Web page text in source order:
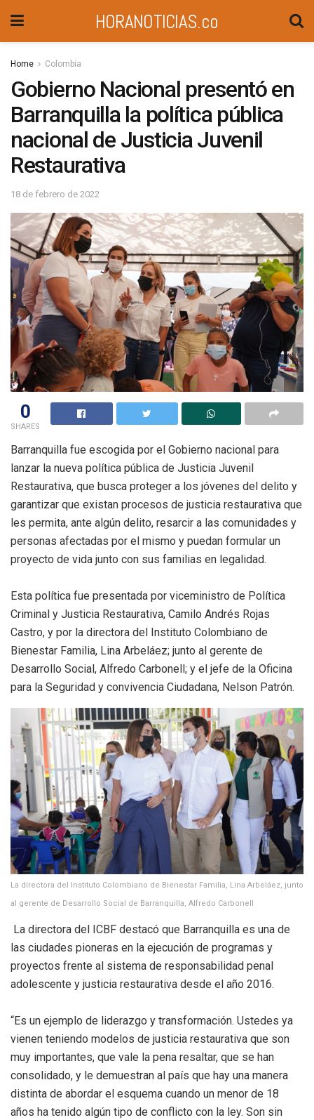
HORANOTICIAS.co
Home Colombia
Gobierno Nacional presentó en
Barranquilla la política pública
nacional de Justicia Juvenil
Restaurativa
18 de febrero de 2022
0
SHARES
Barranquilla fue escogida por el Gobierno nacional para
lanzar la nueva política pública de Justicia Juvenil
Restaurativa, que busca proteger a los jóvenes del delito y
garantizar que existan procesos de justicia restaurativa que
les permita, ante algún delito, resarcir a las comunidades y
personas afectadas por el mismo y puedan formular un
proyecto de vida junto con sus familias en legalidad.
Esta política fue presentada por viceministro de Política
Criminal y Justicia Restaurativa, Camilo Andrés Rojas
Castro, y por la directora del Instituto Colombiano de
Bienestar Familia, Lina Arbeláez; junto al gerente de
Desarrollo Social, Alfredo Carbonell; y el jefe de la Oficina
para la Seguridad y convivencia Ciudadana, Nelson Patrón.
La directora del Instituto Colombiano de Bienestar Familia, Lina Arbeláez, junto
al gerente de Desarrollo Social de Barranquilla, Alfredo Carbonell
La directora del ICBF destacó que Barranquilla es una de
las ciudades pioneras en la ejecución de programas y
proyectos frente al sistema de responsabilidad penal
adolescente y justicia restaurativa desde el año 2016.
“Es un ejemplo de liderazgo y transformación. Ustedes ya
vienen teniendo modelos de justicia restaurativa que son
muy importantes, que vale la pena resaltar, que se han
consolidado, y le demuestran al país que hay una manera
distinta de abordar el esquema cuando un menor de 18
años ha tenido algún tipo de conflicto con la ley. Son sin